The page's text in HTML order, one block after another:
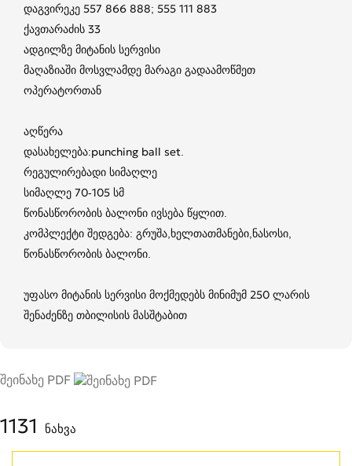
დაგვირეკე 557 866 888; 555 111 883
ქავთარაძის 33
ადგილზე მიტანის სერვისი
მაღაზიაში მოსვლამდე მარაგი გადაამოწმეთ
ოპერატორთან
აღწერა
დასახელება:punching ball set.
რეგულირებადი სიმაღლე
სიმაღლე 70-105 სმ
წონასწორობის ბალონი ივსება წყლით.
კომპლექტი შედგება: გრუშა,ხელთათმანები,ნასოსი,
წონასწორობის ბალონი.
უფასო მიტანის სერვისი მოქმედებს მინიმუმ 250 ლარის
შენაძენზე თბილისის მასშტაბით
შეინახე PDF
1131 ნახვა